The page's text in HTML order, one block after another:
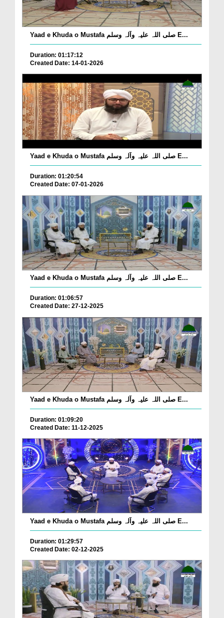
Yaad e Khuda o Mustafa صلی اللہ علیہ وآلہ وسلم E...
Duration: 01:17:12
Created Date: 14-01-2026
Yaad e Khuda o Mustafa صلی اللہ علیہ وآلہ وسلم E...
Duration: 01:20:54
Created Date: 07-01-2026
Yaad e Khuda o Mustafa صلی اللہ علیہ وآلہ وسلم E...
Duration: 01:06:57
Created Date: 27-12-2025
Yaad e Khuda o Mustafa صلی اللہ علیہ وآلہ وسلم E...
Duration: 01:09:20
Created Date: 11-12-2025
Yaad e Khuda o Mustafa صلی اللہ علیہ وآلہ وسلم E...
Duration: 01:29:57
Created Date: 02-12-2025